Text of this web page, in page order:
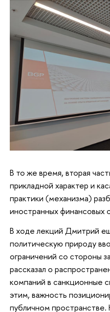
В то же время, вторая
прикладной характер и
практики (механизма)
иностранных финансовых
В ходе лекций Дмитрий
политическую природу
ограничений со стороны
рассказал о
компаний в санкционные
этим, важность
публичном